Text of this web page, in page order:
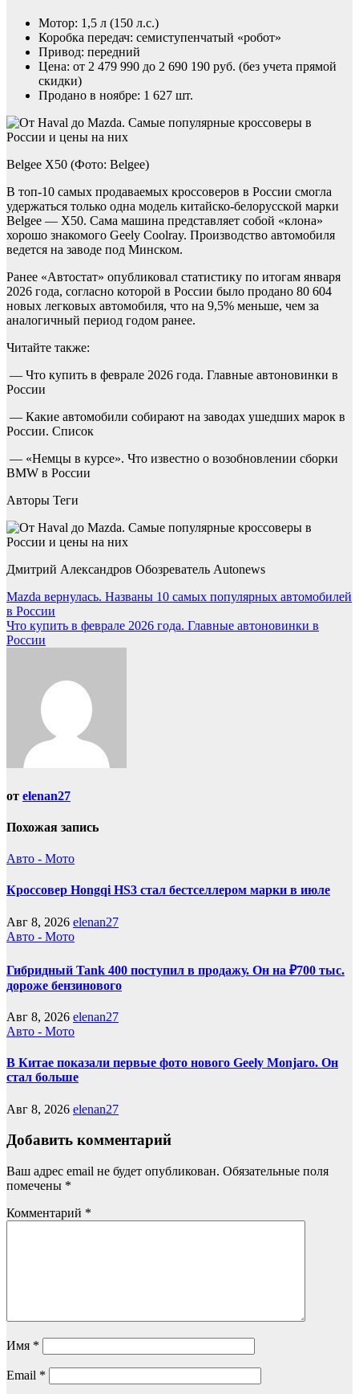
Мотор: 1,5 л (150 л.с.)
Коробка передач: семиступенчатый «робот»
Привод: передний
Цена: от 2 479 990 до 2 690 190 руб. (без учета прямой
скидки)
Продано в ноябре: 1 627 шт.
Belgee X50 (Фото: Belgee)
В топ-10 самых продаваемых кроссоверов в России смогла
удержаться только одна модель китайско-белорусской марки
Belgee — X50. Сама машина представляет собой «клона»
хорошо знакомого Geely Coolray. Производство автомобиля
ведется на заводе под Минском.
Ранее «Автостат» опубликовал статистику по итогам января
2026 года, согласно которой в России было продано 80 604
новых легковых автомобиля, что на 9,5% меньше, чем за
аналогичный период годом ранее.
Читайте также:
— Что купить в феврале 2026 года. Главные автоновинки в
России
— Какие автомобили собирают на заводах ушедших марок в
России. Список
— «Немцы в курсе». Что известно о возобновлении сборки
BMW в России
Авторы Теги
Дмитрий Александров Обозреватель Autonews
Навигация
по
записям
Mazda вернулась. Названы 10 самых популярных автомобилей
в России
Что купить в феврале 2026 года. Главные автоновинки в
России
от elenan27
Похожая запись
Авто - Мото
Кроссовер Hongqi HS3 стал бестселлером марки в июле
Авг 8, 2026 elenan27
Авто - Мото
Гибридный Tank 400 поступил в продажу. Он на ₽700 тыс.
дороже бензинового
Авг 8, 2026 elenan27
Авто - Мото
В Китае показали первые фото нового Geely Monjaro. Он
стал больше
Авг 8, 2026 elenan27
Добавить комментарий
Ваш адрес email не будет опубликован. Обязательные поля
помечены *
Комментарий *
Имя *
Email *